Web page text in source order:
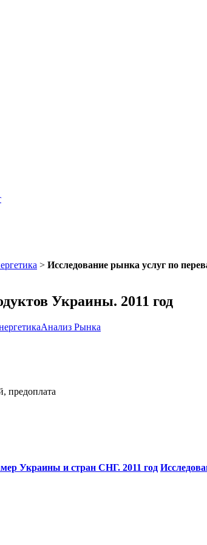
> Исследование рынка услуг по
Украины. 2011 год
Анализ Рынка
предоплата
Украины и стран СНГ. 2011 год